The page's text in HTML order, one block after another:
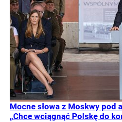
Mocne słowa z Moskwy pod
„Chce wciągnąć Polskę do